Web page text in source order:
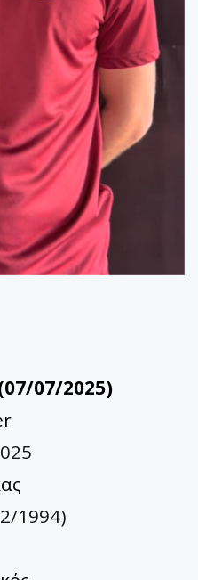
07/2025)
1994)